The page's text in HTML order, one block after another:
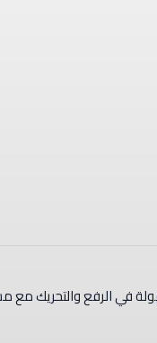
في الرفع والتحريك